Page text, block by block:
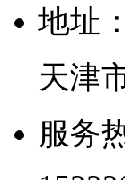
地址
天津
服务